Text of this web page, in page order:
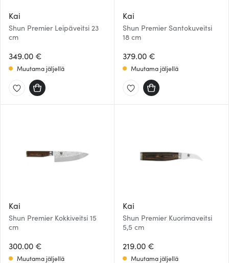
Kai
Shun Premier Leipäveitsi 23
cm
349.00 €
Muutama jäljellä
Kai
Shun Premier Santokuveitsi
18 cm
379.00 €
Muutama jäljellä
Kai
Shun Premier Kokkiveitsi 15
cm
300.00 €
Muutama jäljellä
Kai
Shun Premier Kuorimaveitsi
5,5 cm
219.00 €
Muutama jäljellä